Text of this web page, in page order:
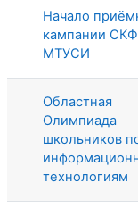
Начало
кампании СКФ
МТУСИ
Областная
Олимпиада
школьников
технологиям